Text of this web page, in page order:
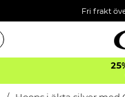
Fri frakt